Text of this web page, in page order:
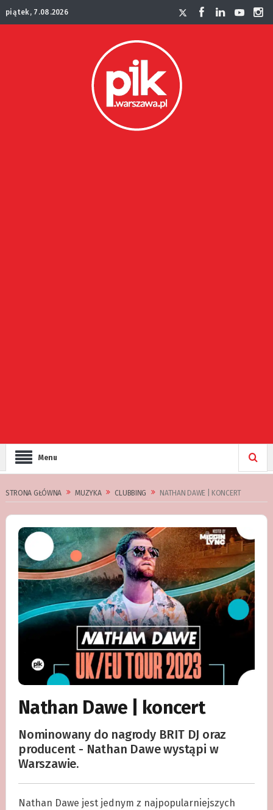
piątek, 7.08.2026
Menu
STRONA GŁÓWNA MUZYKA CLUBBING NATHAN DAWE | KONCERT
Nathan Dawe | koncert
Nominowany do nagrody BRIT DJ oraz
producent - Nathan Dawe wystąpi w
Warszawie.
Nathan Dawe jest jednym z najpopularniejszych